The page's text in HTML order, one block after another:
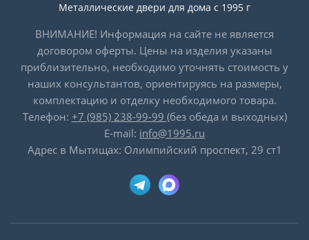
Металлические двери для дома с 1995 г
ВНИМАНИЕ! Информация на сайте не является
договором оферты. Цены на изделия указаны
приблизительно, необходимо уточнять стоимость у
наших консультантов, ориентируясь на размеры,
комплектацию и отделку необходимого товара.
Телефон: +7 (985) 238-99-99 (без обеда и выходных)
E-mail: info@1995.ru
Адрес в Мытищах: Олимпийский проспект, 29 ст1